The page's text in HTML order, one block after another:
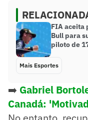
FIA aceita
Bull para
piloto de
Mais Esportes
➡️ Gabriel
Canadá: